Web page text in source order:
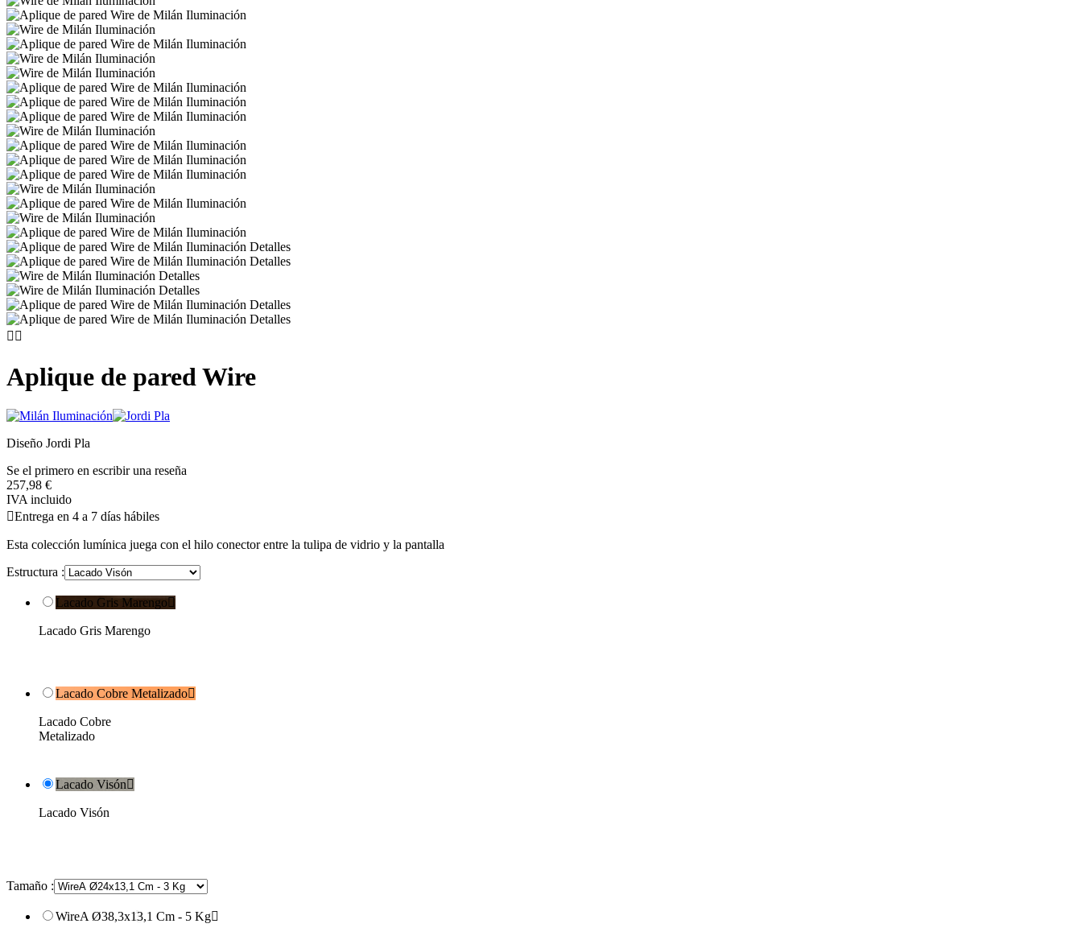
 
Aplique de pared Wire
Diseño Jordi Pla
Se el primero en escribir una reseña
257,98 €
IVA incluido
Entrega en 4 a 7 días hábiles
Esta colección lumínica juega con el hilo conector entre la tulipa de vidrio y la pantalla
Estructura :
Lacado Gris Marengo
Lacado Gris Marengo
Lacado Cobre Metalizado
Lacado Cobre
Metalizado
Lacado Visón
Lacado Visón
Tamaño :
WireA Ø38,3x13,1 Cm - 5 Kg